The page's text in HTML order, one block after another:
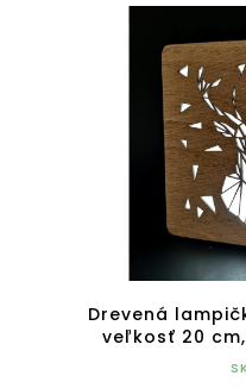
Drevená
veľkosť 20